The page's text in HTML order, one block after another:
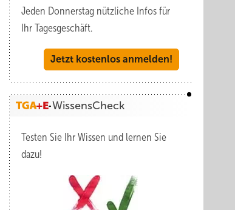
Jeden Donnerstag nützliche Infos für
Ihr Tagesgeschäft.
Jetzt kostenlos anmelden!
WissensCheck
Testen Sie Ihr Wissen und lernen Sie
dazu!